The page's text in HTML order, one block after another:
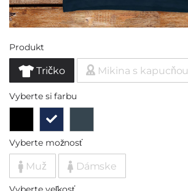
Produkt
Tričko Mikina s kapucňou
Vyberte si farbu
Vyberte možnosť
Muž Dámske